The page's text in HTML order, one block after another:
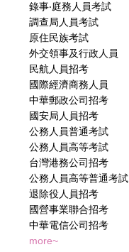
錄事‧庭務人員考試
調查局人員考試
原住民族考試
外交領事及行政人員
民航人員招考
國際經濟商務人員
中華郵政公司招考
國安局人員招考
公務人員普通考試
公務人員高等考試
台灣港務公司招考
公務人員高等普通考試
退除役人員招考
國營事業聯合招考
中華電信公司招考
more~